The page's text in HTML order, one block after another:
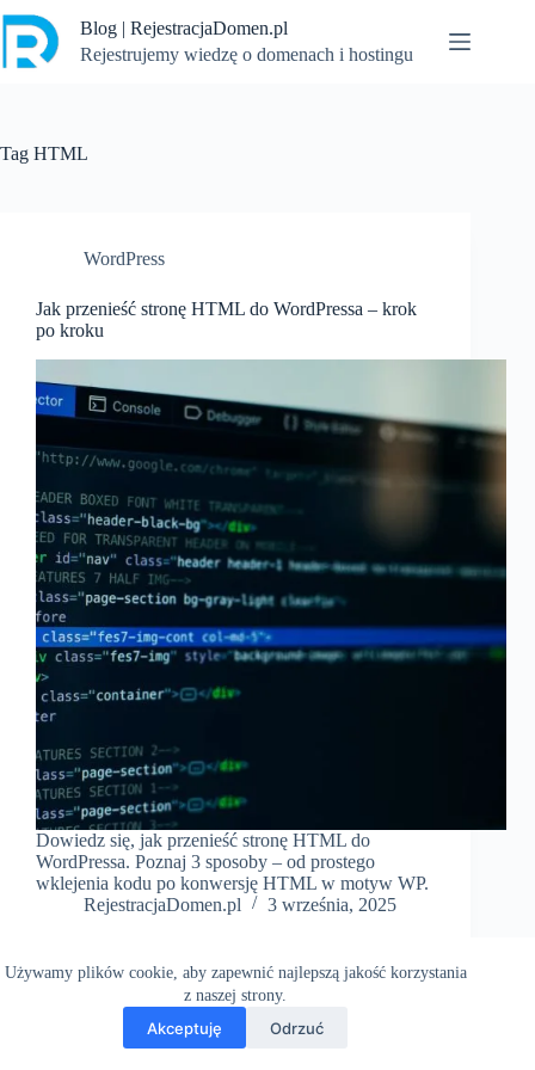
do
treści
Używamy plików cookie, aby zapewnić najlepszą jakość korzystania
z naszej strony.
Akceptuję Odrzuć
Blog | RejestracjaDomen.pl
Rejestrujemy wiedzę o domenach i hostingu
Tag HTML
WordPress
Jak przenieść stronę HTML do WordPressa – krok
po kroku
Dowiedz się, jak przenieść stronę HTML do
WordPressa. Poznaj 3 sposoby – od prostego
wklejenia kodu po konwersję HTML w motyw WP.
RejestracjaDomen.pl
3 września, 2025
Copyright RejestracjaDomen.pl © 2026 - Motyw WordPress